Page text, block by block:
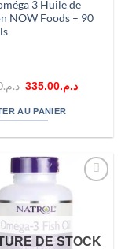
3 Huile de
NOW Foods – 90
د.م. Le
initial
était :
د.م.335.00
Le
AU PANIER
DE STOCK